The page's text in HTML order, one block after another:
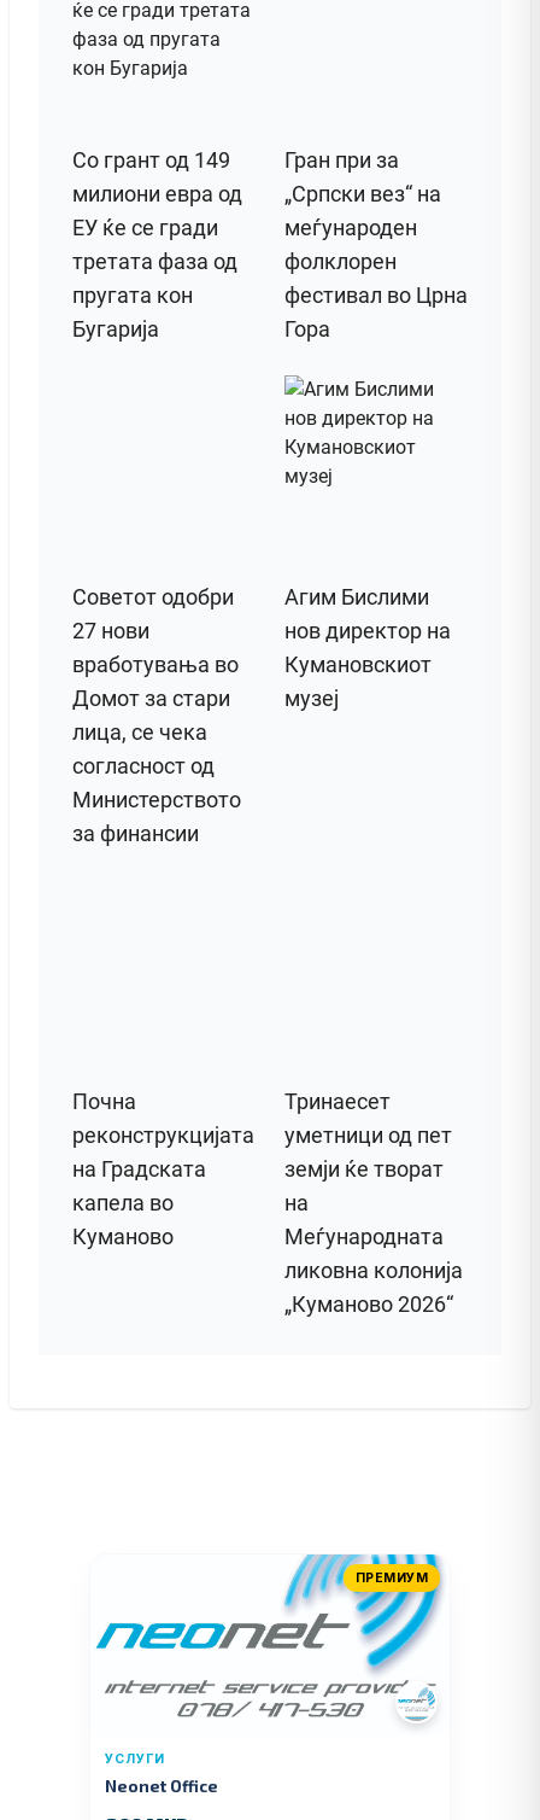
Со грант од 149
милиони евра од
ЕУ ќе се гради
третата фаза од
пругата кон
Бугарија
Гран при за
„Српски вез“ на
меѓународен
фолклорен
фестивал во Црна
Гора
Советот одобри
27 нови
вработувања во
Домот за стари
лица, се чека
согласност од
Министерството
за финансии
Агим Бислими
нов директор на
Кумановскиот
музеј
Почна
реконструкцијата
на Градската
капела во
Куманово
Тринаесет
уметници од пет
земји ќе творат
на
Меѓународната
ликовна колонија
„Куманово 2026“
ПРЕМИУМ
УСЛУГИ
Neonet Office